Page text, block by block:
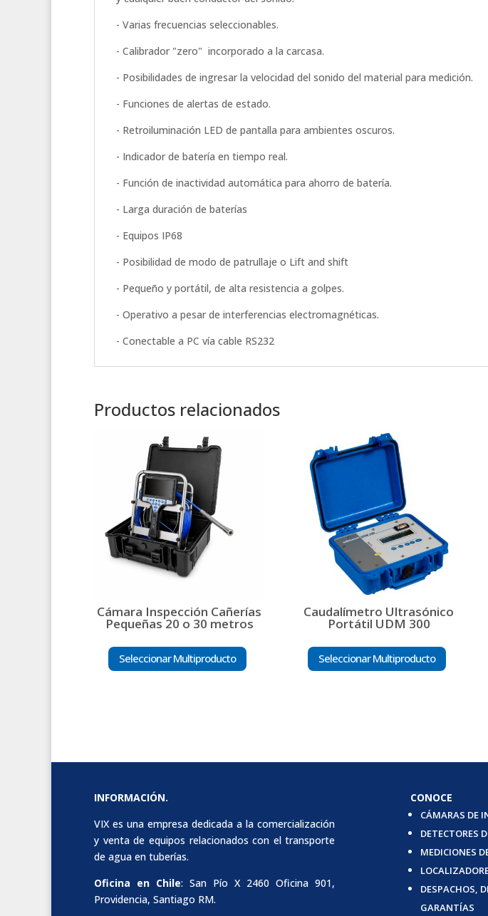
- Varias frecuencias seleccionables.
- Calibrador "zero" incorporado a la carcasa.
- Posibilidades de ingresar la velocidad del sonido del material para medición.
- Funciones de alertas de estado.
- Retroiluminación LED de pantalla para ambientes oscuros.
- Indicador de batería en tiempo real.
- Función de inactividad automática para ahorro de batería.
- Larga duración de baterías
- Equipos IP68
- Posibilidad de modo de patrullaje o Lift and shift
- Pequeño y portátil, de alta resistencia a golpes.
- Operativo a pesar de interferencias electromagnéticas.
- Conectable a PC vía cable RS232
Productos relacionados
Cámara Inspección Cañerías
Pequeñas 20 o 30 metros
Seleccionar Multiproducto
Caudalímetro Ultrasónico
Portátil UDM 300
Seleccionar Multiproducto
INFORMACIÓN.
VIX es una empresa dedicada a la comercialización
y venta de equipos relacionados con el transporte
de agua en tuberías.
Oficina en Chile: San Pío X 2460 Oficina 901,
Providencia, Santiago RM.
CONOCE
CÁMARAS DE
DETECTORES
MEDICIONES
DESPACHOS,
GARANTÍAS